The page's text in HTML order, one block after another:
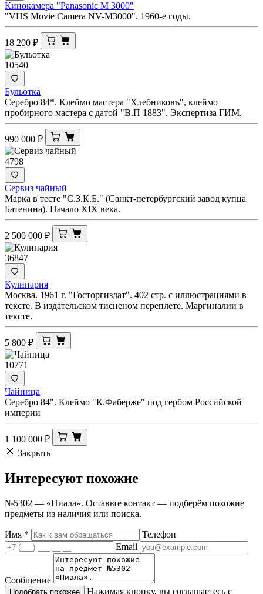
Кинокамера "Panasonic M 3000"
"VHS Movie Camera NV-M3000". 1960-е годы.
18 200 ₽
10540
Бульотка
Серебро 84*. Клеймо мастера "Хлебниковъ", клеймо
пробирного мастера с датой "В.П 1883". Экспертиза ГИМ.
990 000 ₽
4798
Сервиз чайный
Марка в тесте "С.З.К.Б." (Санкт-петербургский завод купца
Батенина). Начало XIX века.
2 500 000 ₽
36847
Кулинария
Москва. 1961 г. "Госторгиздат". 402 стр. с иллюстрациями в
тексте. В издательском тисненом переплете. Маргиналии в
тексте.
5 800 ₽
10771
Чайница
Серебро 84". Клеймо "К.Фаберже" под гербом Российской
империи
1 100 000 ₽
Закрыть
Интересуют похожие
№5302 — «Пиала». Оставьте контакт — подберём похожие
предметы из наличия или поиска.
Имя *
Телефон
Email
Сообщение
Подобрать похожее Нажимая кнопку, вы соглашаетесь с